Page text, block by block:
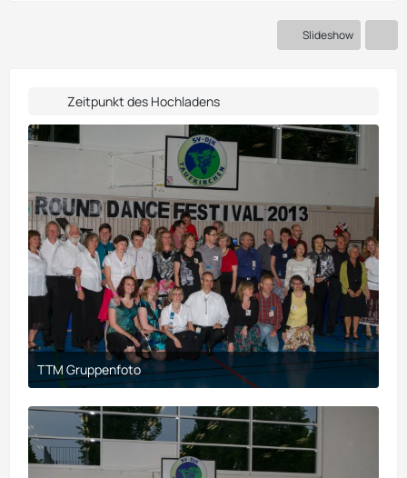
Slideshow
Zeitpunkt des Hochladens
TTM Gruppenfoto
21. März 2018 um 20:02